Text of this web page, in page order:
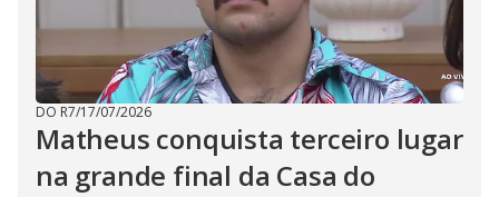
DO R7/17/07/2026
Matheus conquista terceiro lugar
na grande final da Casa do